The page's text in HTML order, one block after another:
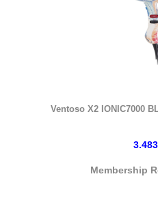
Ventoso X2 IONIC7000
Membership